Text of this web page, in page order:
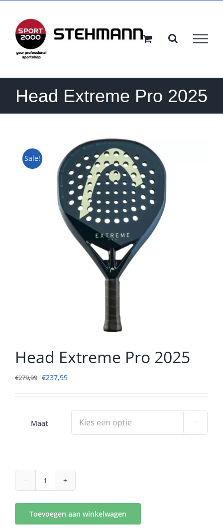
inhoud
Head Extreme Pro 2025
Sale!
Head Extreme Pro 2025
€279,99 Oorspronkelijke
was:
€237,99Huidige
is:
€237,99.
Maat

Head
2025
Toevoegen aan winkelwagen